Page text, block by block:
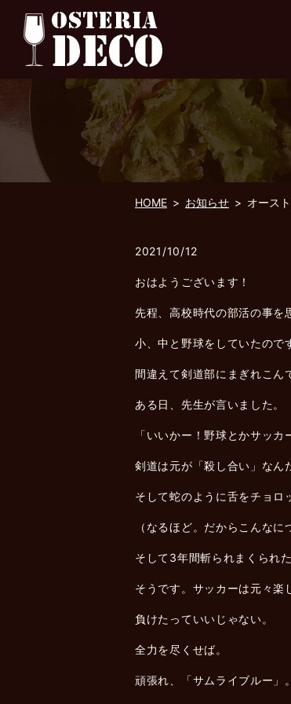
HOME お知らせ オース
2021/10/12
おはようございます！
先程、高校時代の部活の事を
小、中と野球をしていたので
間違えて剣道部にまぎれこん
ある日、先生が言いました。
「いいかー！野球とかサッカ
剣道は元が「殺し合い」なん
そして蛇のように舌をチョロ
（なるほど。だからこんなに
そして3年間斬られまくられた
そうです。サッカーは元々楽
負けたっていいじゃない。
全力を尽くせば。
頑張れ、「サムライブルー」。